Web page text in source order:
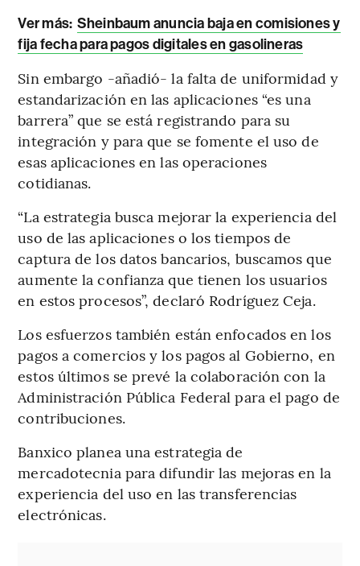
Ver más: Sheinbaum anuncia baja en comisiones y
fija fecha para pagos digitales en gasolineras
Sin embargo -añadió- la falta de uniformidad y
estandarización en las aplicaciones “es una
barrera” que se está registrando para su
integración y para que se fomente el uso de
esas aplicaciones en las operaciones
cotidianas.
“La estrategia busca mejorar la experiencia del
uso de las aplicaciones o los tiempos de
captura de los datos bancarios, buscamos que
aumente la confianza que tienen los usuarios
en estos procesos”, declaró Rodríguez Ceja.
Los esfuerzos también están enfocados en los
pagos a comercios y los pagos al Gobierno, en
estos últimos se prevé la colaboración con la
Administración Pública Federal para el pago de
contribuciones.
Banxico planea una estrategia de
mercadotecnia para difundir las mejoras en la
experiencia del uso en las transferencias
electrónicas.